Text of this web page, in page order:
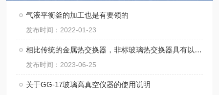
气液平衡釜的加工也是有要领的
发布时间：2022-01-23
相比传统的金属热交换器，非标玻璃热交换器具有以下优势
发布时间：2023-06-25
关于GG-17玻璃高真空仪器的使用说明